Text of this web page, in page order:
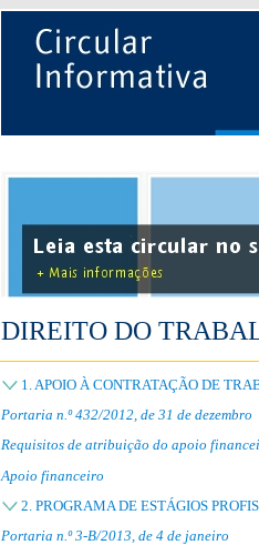
DIREITO DO
1. APOIO À CONTRATAÇÃO DE
Portaria n.º 432/2012, de 31 de dezembro
Requisitos de atribuição do apoio
Apoio financeiro
2. PROGRAMA DE ESTÁGIOS
Portaria n.º 3-B/2013, de 4 de janeiro